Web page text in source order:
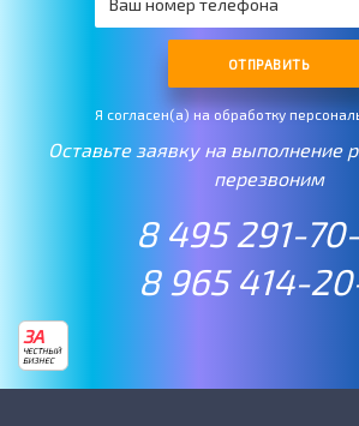
ОТПРАВИТЬ
Я согласен(а) на обработку
Оставьте заявку на выполнение
перезвоним
8 495 291-
8 965 414-
ЗА
ЧЕСТНЫЙ
БИЗНЕС